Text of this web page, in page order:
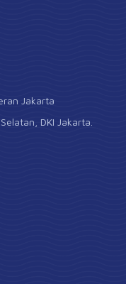
Jakarta
DKI Jakarta.